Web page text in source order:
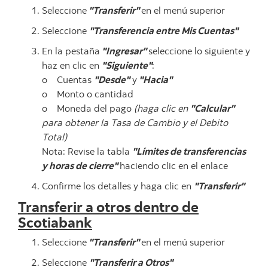
Seleccione "Transferir"en el menú superior
Seleccione "Transferencia entre Mis Cuentas"
En la pestaña "Ingresar"seleccione lo siguiente y
haz en clic en "Siguiente":
o Cuentas "Desde"y "Hacia"
o Monto o cantidad
o Moneda del pago (haga clic en "Calcular"
para obtener la Tasa de Cambio y el Debito
Total)
Nota: Revise la tabla "Límites de transferencias
y horas de cierre"haciendo clic en el enlace
Confirme los detalles y haga clic en "Transferir"
Transferir a otros dentro de
Scotiabank
Seleccione "Transferir"en el menú superior
Seleccione "Transferir a Otros"